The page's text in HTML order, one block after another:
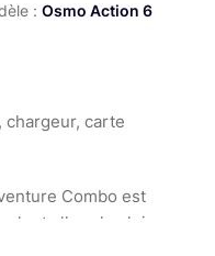
: Osmo Action 6
chargeur, carte
Combo est
aller plus loin que